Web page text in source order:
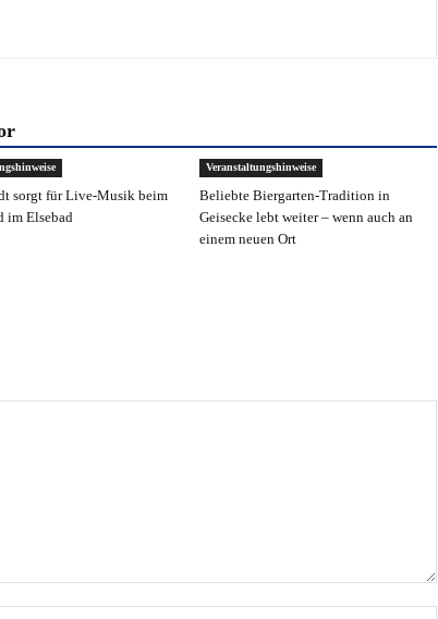
sorgt für Live-Musik beim
im Elsebad
Veranstaltungshinweise
Beliebte Biergarten-Tradition in
Geisecke lebt weiter – wenn auch an
einem neuen Ort